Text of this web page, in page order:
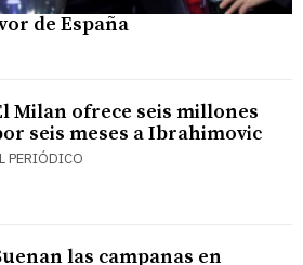
de España
Milan ofrece seis millones
seis meses a Ibrahimovic
PERIÓDICO
las campanas en